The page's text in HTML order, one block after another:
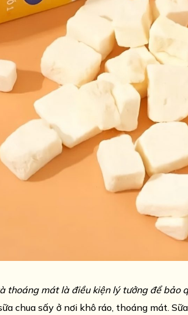
thoáng mát là điều kiện lý tưởng để bảo
chua sấy ở nơi khô ráo, thoáng mát.